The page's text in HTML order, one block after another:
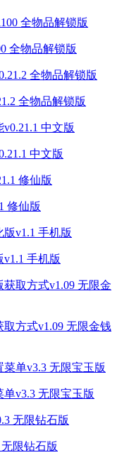
全物品解锁版
全物品解锁版
中文版
修仙版
手机版
方式v1.09 无限金钱
v3.3 无限宝玉版
限钻石版